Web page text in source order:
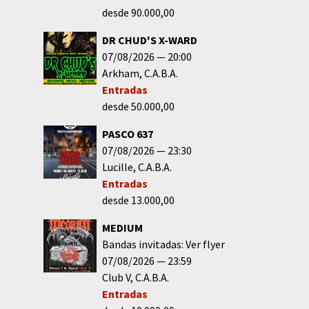
desde 90.000,00
DR CHUD'S X-WARD
07/08/2026
20:00
Arkham C.A.B.A.
Entradas
desde 50.000,00
PASCO 637
07/08/2026
23:30
Lucille C.A.B.A.
Entradas
desde 13.000,00
MEDIUM
Bandas invitadas: Ver flyer
07/08/2026
23:59
Club V C.A.B.A.
Entradas